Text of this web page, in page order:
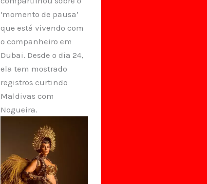
‘momento de pausa’
que está vivendo com
o companheiro em
Dubai. Desde o dia 24,
ela tem mostrado
registros curtindo
Maldivas com
Nogueira.